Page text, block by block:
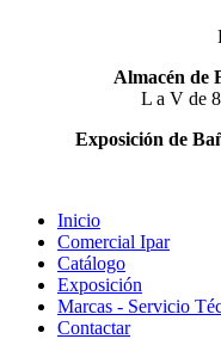
Almacén de
L a V de
Exposición de
Inicio
Comercial Ipar
Catálogo
Exposición
Marcas - Servicio
Contactar